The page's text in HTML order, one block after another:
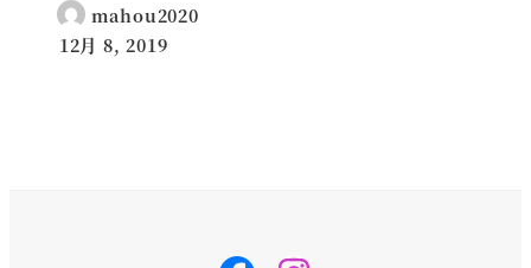
mahou2020
投稿日
12月 8, 2019
svg-